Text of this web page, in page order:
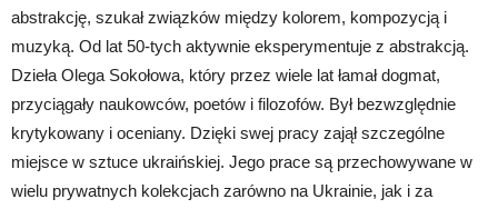
abstrakcję, szukał związków między kolorem, kompozycją i
muzyką. Od lat 50-tych aktywnie eksperymentuje z abstrakcją.
Dzieła Olega Sokołowa, który przez wiele lat łamał dogmat,
przyciągały naukowców, poetów i filozofów. Był bezwzględnie
krytykowany i oceniany. Dzięki swej pracy zajął szczególne
miejsce w sztuce ukraińskiej. Jego prace są przechowywane w
wielu prywatnych kolekcjach zarówno na Ukrainie, jak i za